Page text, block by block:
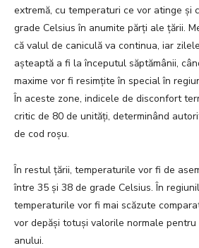
extremă, cu temperaturi ce vor atinge și
grade Celsius în anumite părți ale țării.
că valul de caniculă va continua, iar
așteaptă a fi la începutul săptămânii,
maxime vor fi resimțite în special în
În aceste zone, indicele de disconfort
critic de 80 de unități, determinând
de cod roșu.
În restul țării, temperaturile vor fi de
între 35 și 38 de grade Celsius. În
temperaturile vor fi mai scăzute
vor depăși totuși valorile normale pentru
anului.